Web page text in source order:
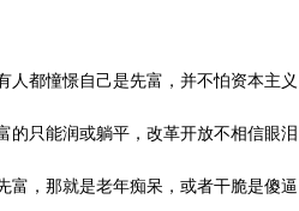
人都憧憬自己是先富，并不怕资本主义
的只能润或躺平，改革开放不相信眼泪
富，那就是老年痴呆，或者干脆是傻逼